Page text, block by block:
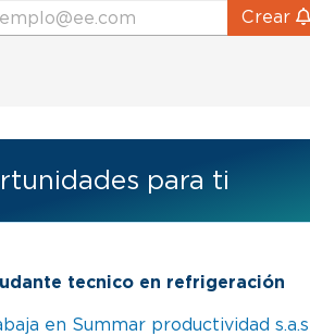
Crear
para ti
tecnico en refrigeración
en Summar productividad s.a.s